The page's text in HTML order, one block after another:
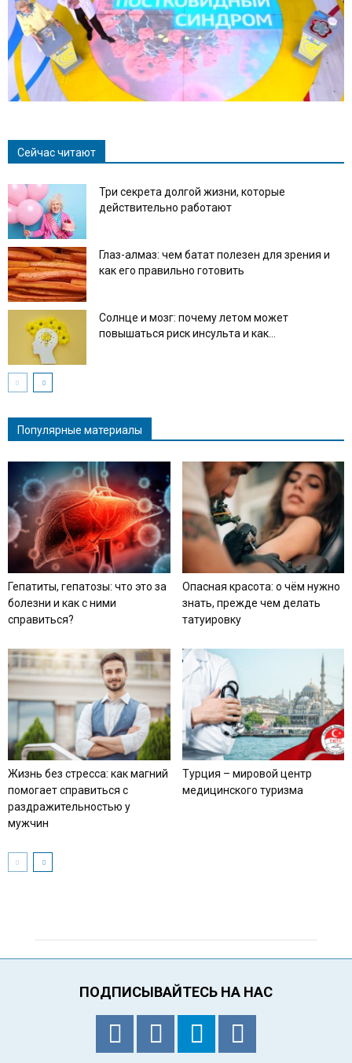
Сейчас читают
Три секрета долгой жизни, которые
действительно работают
Глаз-алмаз: чем батат полезен для зрения и
как его правильно готовить
Солнце и мозг: почему летом может
повышаться риск инсульта и как...
Популярные материалы
Гепатиты, гепатозы: что это за
болезни и как с ними
справиться?
Опасная красота: о чём нужно
знать, прежде чем делать
татуировку
Жизнь без стресса: как магний
помогает справиться с
раздражительностью у
мужчин
Турция – мировой центр
медицинского туризма
ПОДПИСЫВАЙТЕСЬ НА НАС